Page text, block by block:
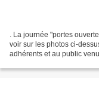
. La journée "portes
voir sur les photos ci-
adhérents et au public